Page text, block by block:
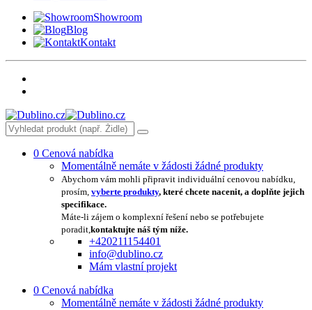
Showroom
Blog
Kontakt
0 Cenová nabídka
Momentálně nemáte v žádosti žádné produkty
Abychom vám mohli připravit individuální cenovou nabídku,
prosím, vyberte produkty, které chcete nacenit, a doplňte jejich
specifikace.
Máte-li zájem o komplexní řešení nebo se potřebujete
poradit,kontaktujte náš tým níže.
+420211154401
info@dublino.cz
Mám vlastní projekt
0 Cenová nabídka
Momentálně nemáte v žádosti žádné produkty